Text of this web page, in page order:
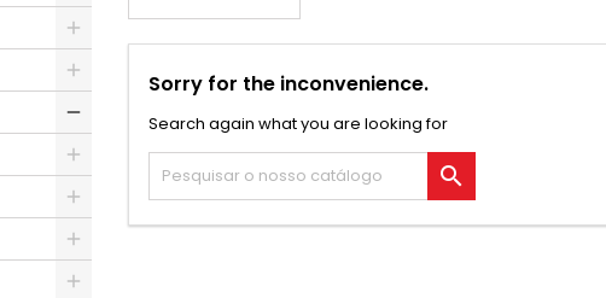
Sorry for the inconvenience.
Search again what you are looking for
